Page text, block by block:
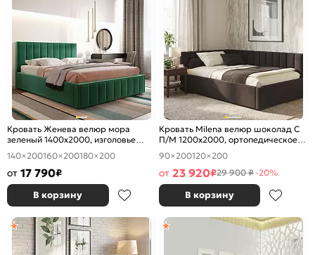
Кровать Женева велюр мора
зеленый 1400x2000, изголовье
мягкое
140×200160×200180×200
от 17 790₽
В корзину
Кровать Milena велюр шоколад С
П/М 1200x2000, ортопедическое
основание, изголовье мягкое
90×200120×200
от 23 920₽29 900 ₽-20%
В корзину